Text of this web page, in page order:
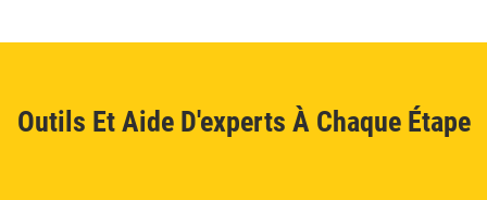
Outils Et Aide D'experts À Chaque Étape